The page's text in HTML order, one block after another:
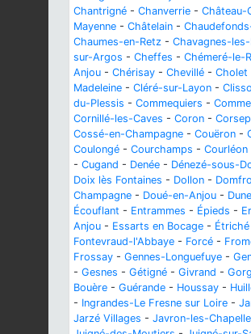
Chantrigné - Chanverrie - Château-
Mayenne - Châtelain -
Chaumes-en-Retz - Chavagnes-
sur-Argos - Cheffes - Chémeré-le-
Anjou - Chérisay - Chevillé - Cholet
Madeleine - Cléré-sur-Layon -
du-Plessis - Commequiers -
Cornillé-les-Caves - Coron -
Cossé-en-Champagne - Couëron -
Coulongé - Courchamps - Courléon
- Cugand - Denée - Dénezé-sous-
Doix lès Fontaines - Dollon -
Champagne - Doué-en-Anjou -
Écouflant - Entrammes - Épieds -
Anjou - Essarts en Bocage - Étriché
Fontevraud-l'Abbaye - Forcé -
Frossay - Gennes-Longuefuye -
- Gesnes - Gétigné - Givrand -
Bouère - Guérande - Houssay -
- Ingrandes-Le Fresne sur Loire -
Jarzé Villages - Javron-les-